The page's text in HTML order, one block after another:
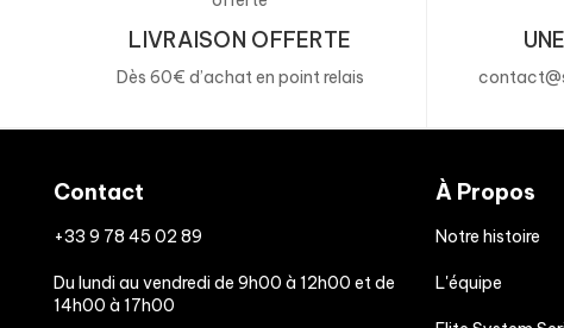
LIVRAISON OFFERTE
Dès 60€ d’achat en point relais
Contact
+33 9 78 45 02 89
Du lundi au vendredi de 9h00 à 12h00 et de
14h00 à 17h00
À Propos
Notre histoire
L'équipe